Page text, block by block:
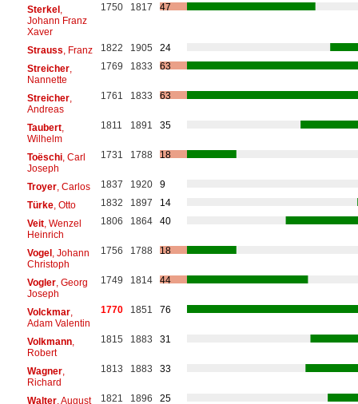
Sterkel,
Johann Franz
Xaver
1750 1817 47
Strauss , Franz 1822 1905
24
Streicher,
Nannette
1769 1833 63
Streicher,
Andreas
1761 1833 63
Taubert,
Wilhelm
1811 1891 35
Toëschi, Carl
Joseph
1731 1788 18
Troyer, Carlos 1837 1920
9
Türke, Otto 1832 1897
14
Veit, Wenzel
Heinrich
1806 1864 40
Vogel, Johann
Christoph
1756 1788 18
Vogler, Georg
Joseph
1749 1814 44
Volckmar,
Adam Valentin
1770 1851 76
Volkmann,
Robert
1815 1883 31
Wagner,
Richard
1813 1883 33
Walter, August 1821 1896 25